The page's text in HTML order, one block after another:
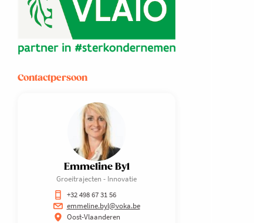
Contactpersoon
Emmeline Byl
Groeitrajecten - Innovatie
+32 498 67 31 56
emmeline.byl@voka.be
Oost-Vlaanderen